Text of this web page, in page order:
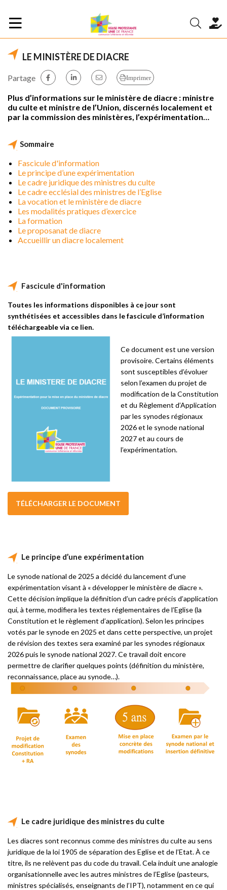
LE MINISTÈRE DE DIACRE
Partage Imprimer
Plus d’informations sur le ministère de diacre : ministre
du culte et ministre de l’Union, discernés localement et
par la commission des ministères, l’expérimentation…
Sommaire
Fascicule d'information
Le principe d’une expérimentation
Le cadre juridique des ministres du culte
Le cadre ecclésial des ministres de l’Eglise
La vocation et le ministère de diacre
Les modalités pratiques d’exercice
La formation
Le proposanat de diacre
Accueillir un diacre localement
Fascicule d'information
Toutes les informations disponibles à ce jour sont
synthétisées et accessibles dans le fascicule d’information
téléchargeable via ce lien.
Ce document est une version
provisoire. Certains éléments
sont susceptibles d’évoluer
selon l’examen du projet de
modification de la Constitution
et du Règlement d’Application
par les synodes régionaux
2026 et le synode national
2027 et au cours de
l’expérimentation.
TÉLÉCHARGER LE DOCUMENT
Le principe d’une expérimentation
Le synode national de 2025 a décidé du lancement d’une
expérimentation visant à « développer le ministère de diacre ».
Cette décision implique la définition d’un cadre précis d’application
qui, à terme, modifiera les textes réglementaires de l’Eglise (la
Constitution et le règlement d’application). Selon les principes
votés par le synode en 2025 et dans cette perspective, un projet
de révision des textes sera examiné par les synodes régionaux
2026 puis le synode national 2027. Ce travail doit encore
permettre de clarifier quelques points (définition du ministère,
reconnaissance, place au synode…).
Le cadre juridique des ministres du culte
Les diacres sont reconnus comme des ministres du culte au sens
juridique de la loi 1905 de séparation des Eglise et de l’Etat. À ce
titre, ils ne relèvent pas du code du travail. Cela induit une analogie
organisationnelle avec les autres ministres de l’Eglise (pasteurs,
ministres spécialisés, enseignants de l’IPT), notamment en ce qui